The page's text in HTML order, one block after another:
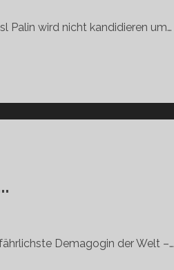
Palin wird nicht kandidieren um…
Demagogin der Welt –…